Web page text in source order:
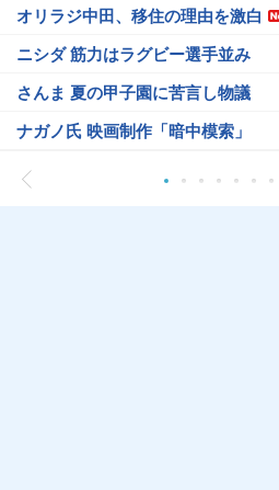
オリラジ中田、移住の理由を激白
ニシダ 筋力はラグビー選手並み
さんま 夏の甲子園に苦言し物議
ナガノ氏 映画制作「暗中模索」